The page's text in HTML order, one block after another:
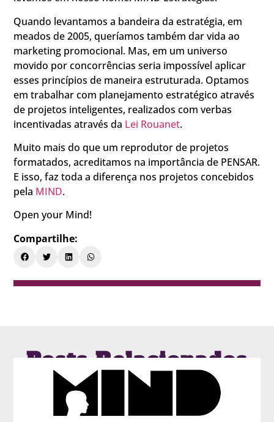
Quando levantamos a bandeira da estratégia, em
meados de 2005, queríamos também dar vida ao
marketing promocional. Mas, em um universo
movido por concorrências seria impossível aplicar
esses princípios de maneira estruturada. Optamos
em trabalhar com planejamento estratégico através
de projetos inteligentes, realizados com verbas
incentivadas através da Lei Rouanet.
Muito mais do que um reprodutor de projetos
formatados, acreditamos na importância de PENSAR.
E isso, faz toda a diferença nos projetos concebidos
pela MIND.
Open your Mind!
Compartilhe:
Posts Relacionados